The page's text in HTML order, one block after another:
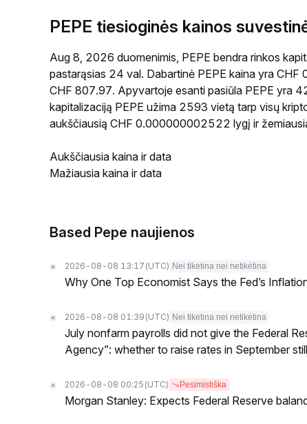
PEPE tiesioginės kainos
Aug 8, 2026 duomenimis, PEPE bendra rinkos
pastarąsias 24 val. Dabartinė PEPE kaina yra
CHF 807.97. Apyvartoje esanti pasiūla PEPE yra
kapitalizaciją PEPE užima 2593 vietą tarp visų
aukščiausią CHF 0.000000002522 lygį ir
Aukščiausia kaina ir data
Mažiausia kaina ir data
Based Pepe naujienos
2026-08-08 13:17 (UTC) Nei tikėtina nei netikėtina
Why One Top Economist Says the Fed’s
2026-08-08 01:39 (UTC) Nei tikėtina nei netikėtina
July nonfarm payrolls did not give the Federal
Agency”: whether to raise rates in September
2026-08-08 00:25 (UTC) Pesimistiška
Morgan Stanley: Expects Federal Reserve